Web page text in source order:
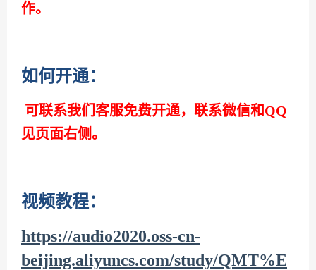
作。
如何开通：
可联系我们客服免费开通，联系微信和QQ
见页面右侧。
视频教程：
https://audio2020.oss-cn-
beijing.aliyuncs.com/study/QMT%E